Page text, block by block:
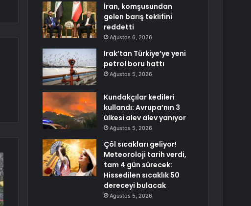
İran, komşusundan
gelen barış teklifini
reddetti
Ağustos 6, 2026
Irak’tan Türkiye’ye yeni
petrol boru hattı
Ağustos 5, 2026
Kundakçılar kedileri
kullandı: Avrupa’nın 3
ülkesi alev alev yanıyor
Ağustos 5, 2026
Çöl sıcakları geliyor!
Meteoroloji tarih verdi,
tam 4 gün sürecek:
Hissedilen sıcaklık 50
dereceyi bulacak
Ağustos 5, 2026